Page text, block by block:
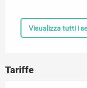
Visualizza tutti i
Tariffe